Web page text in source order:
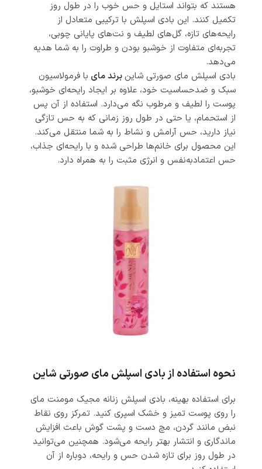
هستند که بتواند استایل و حس خوب را در طول روز
تکمیل کنند. این بادی اسپلش با ترکیبی متعادل از
رایحه‌های تازه، گل‌های لطیف و نت‌های پایانی چوبی،
تجربه‌ای متفاوت از خوشبو بودن و طراوت را به شما هدیه
می‌دهد.
بادی اسپلش مای صورتی شاینبرند مای با فرمولاسیون
سبک و ضدحساسیت خود، علاوه بر ایجاد رایحه‌ای خوشبو،
پوست را لطیف و مرطوب نگه می‌دارد. استفاده از آن پس
از استحمام، یا حتی در طول روز زمانی که به حس تازگی
نیاز دارید، حس آرامش و نشاط را به شما منتقل می‌کند.
این محصول برای خانم‌ها طراحی شده و با رایحه‌ای جذاب،
حس اعتمادبه‌نفس و انرژی مثبت را به همراه دارد.
نحوه استفاده از بادی اسپلش مای صورتی شاین
برای استفاده بهینه، بادی اسپلش زنانه مجیک مومنت مای
را روی پوست تمیز و خشک اسپری کنید. تمرکز روی نقاط
نبض مانند گردن، مچ دست و پشت گوش باعث افزایش
ماندگاری و انتشار بهتر رایحه می‌شود. همچنین می‌توانید
در طول روز برای تازه شدن حس و رایحه، دوباره از آن